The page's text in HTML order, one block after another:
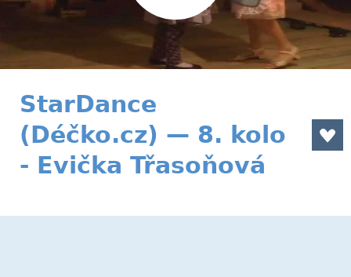
StarDance
(Déčko.cz) — 8. kolo
- Evička Třasoňová